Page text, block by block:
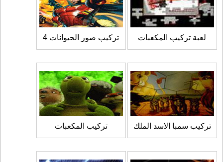
لعبة تركيب المكعبات تركيب صور الحيوانات 4
تركيب سمبا الاسد الملك تركيب المكعبات